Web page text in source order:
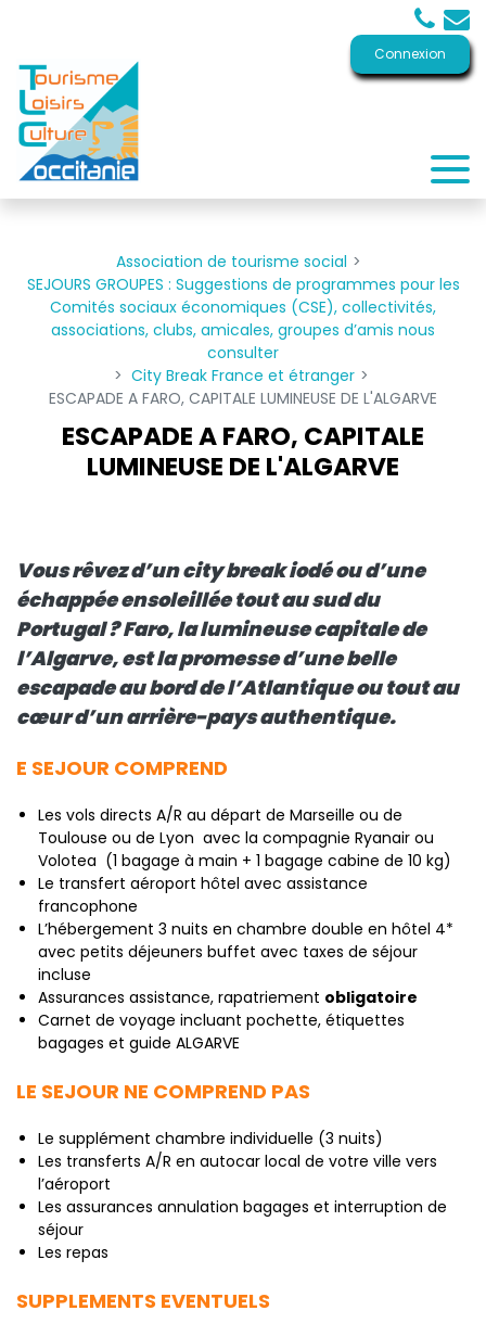
Connexion
Association de tourisme social
SEJOURS GROUPES : Suggestions de programmes pour les
Comités sociaux économiques (CSE), collectivités,
associations, clubs, amicales, groupes d’amis nous
consulter
City Break France et étranger
ESCAPADE A FARO, CAPITALE LUMINEUSE DE L'ALGARVE
ESCAPADE A FARO, CAPITALE
LUMINEUSE DE L'ALGARVE
Vous rêvez d’un city break iodé ou d’une
échappée ensoleillée tout au sud du
Portugal ? Faro, la lumineuse capitale de
l’Algarve, est la promesse d’une belle
escapade au bord de l’Atlantique ou tout au
cœur d’un arrière-pays authentique.
E SEJOUR COMPREND
Les vols directs A/R au départ de Marseille ou de
Toulouse ou de Lyon avec la compagnie Ryanair ou
Volotea (1 bagage à main + 1 bagage cabine de 10 kg)
Le transfert aéroport hôtel avec assistance
francophone
L’hébergement 3 nuits en chambre double en hôtel 4*
avec petits déjeuners buffet avec taxes de séjour
incluse
Assurances assistance, rapatriement obligatoire
Carnet de voyage incluant pochette, étiquettes
bagages et guide ALGARVE
LE SEJOUR NE COMPREND PAS
Le supplément chambre individuelle (3 nuits)
Les transferts A/R en autocar local de votre ville vers
l’aéroport
Les assurances annulation bagages et interruption de
séjour
Les repas
SUPPLEMENTS EVENTUELS